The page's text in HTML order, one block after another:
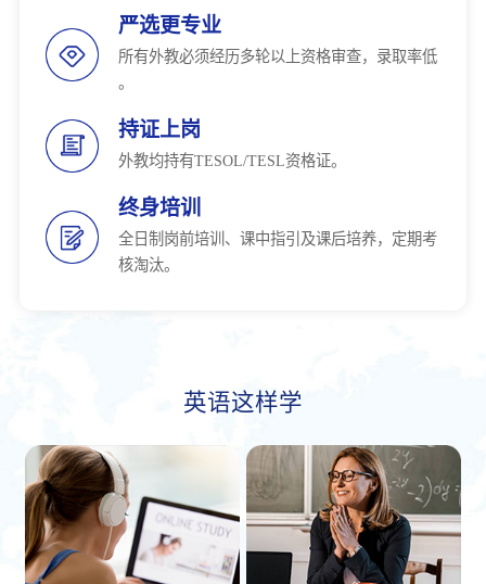
严选更专业
所有外教必须经历多轮以上资格审查，录取率低
。
持证上岗
外教均持有TESOL/TESL资格证。
终身培训
全日制岗前培训、课中指引及课后培养，定期考
核淘汰。
英语这样学